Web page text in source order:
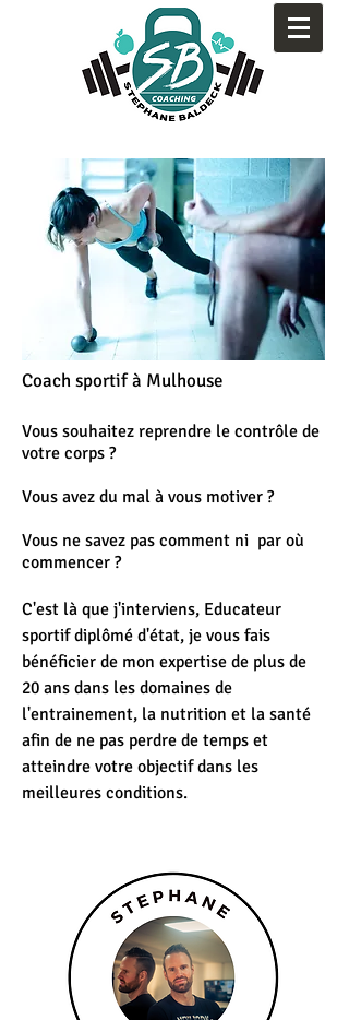
Coach sportif à Mulhouse
Vous souhaitez reprendre le contrôle de
votre corps ?
Vous avez du mal à vous motiver ?
Vous ne savez pas comment ni par où
commencer ?
C'est là que j'interviens, Educateur
sportif diplômé d'état, je vous fais
bénéficier de mon expertise de plus de
20 ans dans les domaines de
l'entrainement, la nutrition et la santé
afin de ne pas perdre de temps et
atteindre votre objectif dans les
meilleures conditions.